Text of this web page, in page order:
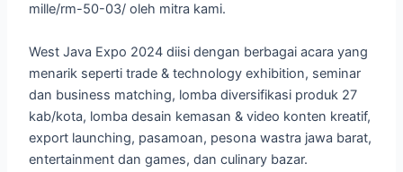
mille/rm-50-03/ oleh mitra kami.
West Java Expo 2024 diisi dengan berbagai acara yang
menarik seperti trade & technology exhibition, seminar
dan business matching, lomba diversifikasi produk 27
kab/kota, lomba desain kemasan & video konten kreatif,
export launching, pasamoan, pesona wastra jawa barat,
entertainment dan games, dan culinary bazar.